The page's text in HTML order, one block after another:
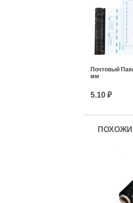
Почтовый
мм
5.10 ₽